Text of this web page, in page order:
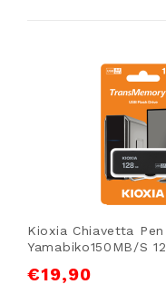
Kioxia Chiavetta
Yamabiko150MB/s
€19,90